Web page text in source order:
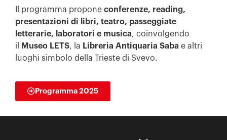
Il programma propone conferenze, reading,
presentazioni di libri, teatro, passeggiate
letterarie, laboratori e musica, coinvolgendo
il
Museo LETS, la Libreria Antiquaria Saba e altri
luoghi simbolo della Trieste di Svevo.
Programma 2025